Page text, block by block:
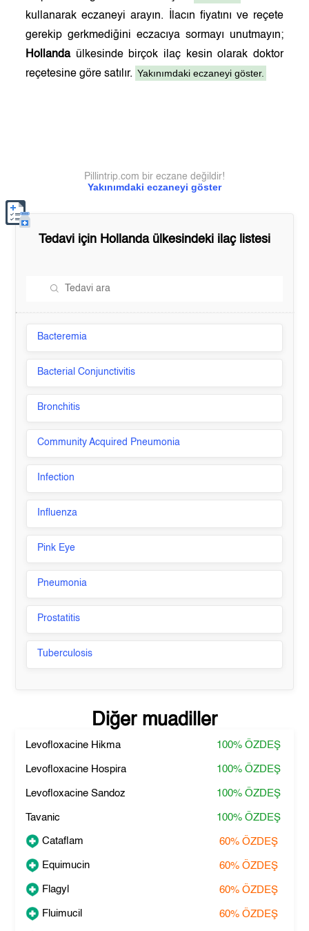
kullanarak eczaneyi arayın. İlacın fiyatını ve reçete
gerekip gerkmediğini eczacıya sormayı unutmayın;
Hollandaülkesinde birçok ilaç kesin olarak doktor
reçetesine göre satılır. Yakınımdaki eczaneyi göster.
Yakınımdaki eczaneyi göster
Pillintrip.com bir eczane değildir!
Tedavi için Hollandaülkesindeki ilaç listesi
Bacteremia
Bacterial Conjunctivitis
Bronchitis
Community Acquired Pneumonia
Infection
Influenza
Pink Eye
Pneumonia
Prostatitis
Tuberculosis
Diğer muadiller
Levofloxacine Hikma 100% ÖZDEŞ
Levofloxacine Hospira 100% ÖZDEŞ
Levofloxacine Sandoz 100% ÖZDEŞ
Tavanic 100% ÖZDEŞ
Cataflam 60% ÖZDEŞ
Equimucin 60% ÖZDEŞ
Flagyl 60% ÖZDEŞ
Fluimucil 60% ÖZDEŞ